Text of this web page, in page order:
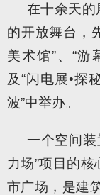
在十余天的
的开放舞台，
美术馆”、“游
及“闪电展•探
波”中举办。
一个空间装
力场”项目的核
市广场，是建